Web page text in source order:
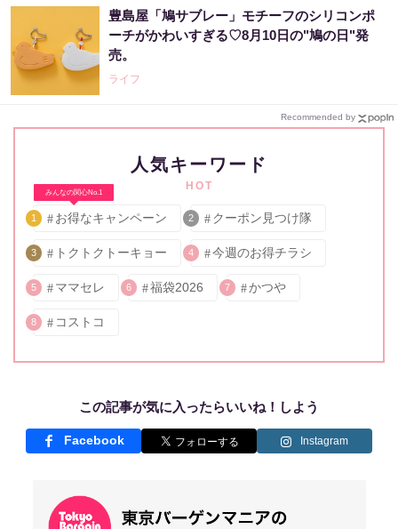
豊島屋「鳩サブレー」モチーフのシリコンポ
ーチがかわいすぎる♡8月10日の"鳩の日"発
売。
ライフ
Recommended by
人気キーワード
HOT
みんなの関心No.1
1 お得なキャンペーン 2 クーポン見つけ隊
3 トクトクトーキョー 4 今週のお得チラシ
5 ママセレ 6 福袋2026 7 かつや
8 コストコ
この記事が気に入ったらいいね！しよう
Facebook Instagram